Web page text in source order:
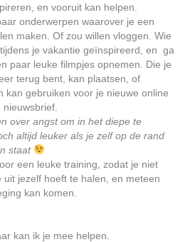
en vooruit kan helpen.
onderwerpen waarover je een
maken. Of zou willen vloggen. Wie
je vakantie geïnspireerd, en ga
paar leuke filmpjes opnemen. Die je
terug bent, kan plaatsen, of
kan gebruiken voor je nieuwe online
over angst om in het diepe te
altijd leuker als je zelf op de rand
staat
een leuke training, zodat je niet
uit jezelf hoeft te halen, en meteen
kan komen.
kan ik je mee helpen.